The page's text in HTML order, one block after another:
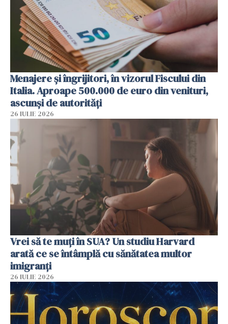
Menajere și îngrijitori, în vizorul Fiscului din
Italia. Aproape 500.000 de euro din venituri,
ascunși de autorități
26 IULIE 2026
Vrei să te muți în SUA? Un studiu Harvard
arată ce se întâmplă cu sănătatea multor
imigranți
26 IULIE 2026